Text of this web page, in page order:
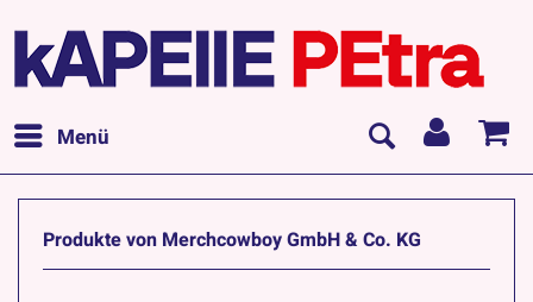
Menü
Produkte von Merchcowboy GmbH & Co. KG